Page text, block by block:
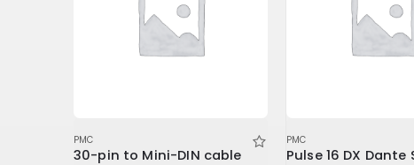
PMC
30-pin to Mini-DIN cable
PMC